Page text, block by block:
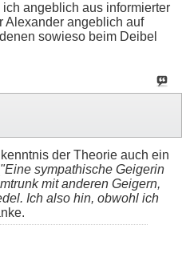
angeblich aus informierter
Alexander angeblich auf
sowieso beim Deibel
der Theorie auch ein
"Eine sympathische Geigerin
mit anderen Geigern,
Ich also hin, obwohl ich